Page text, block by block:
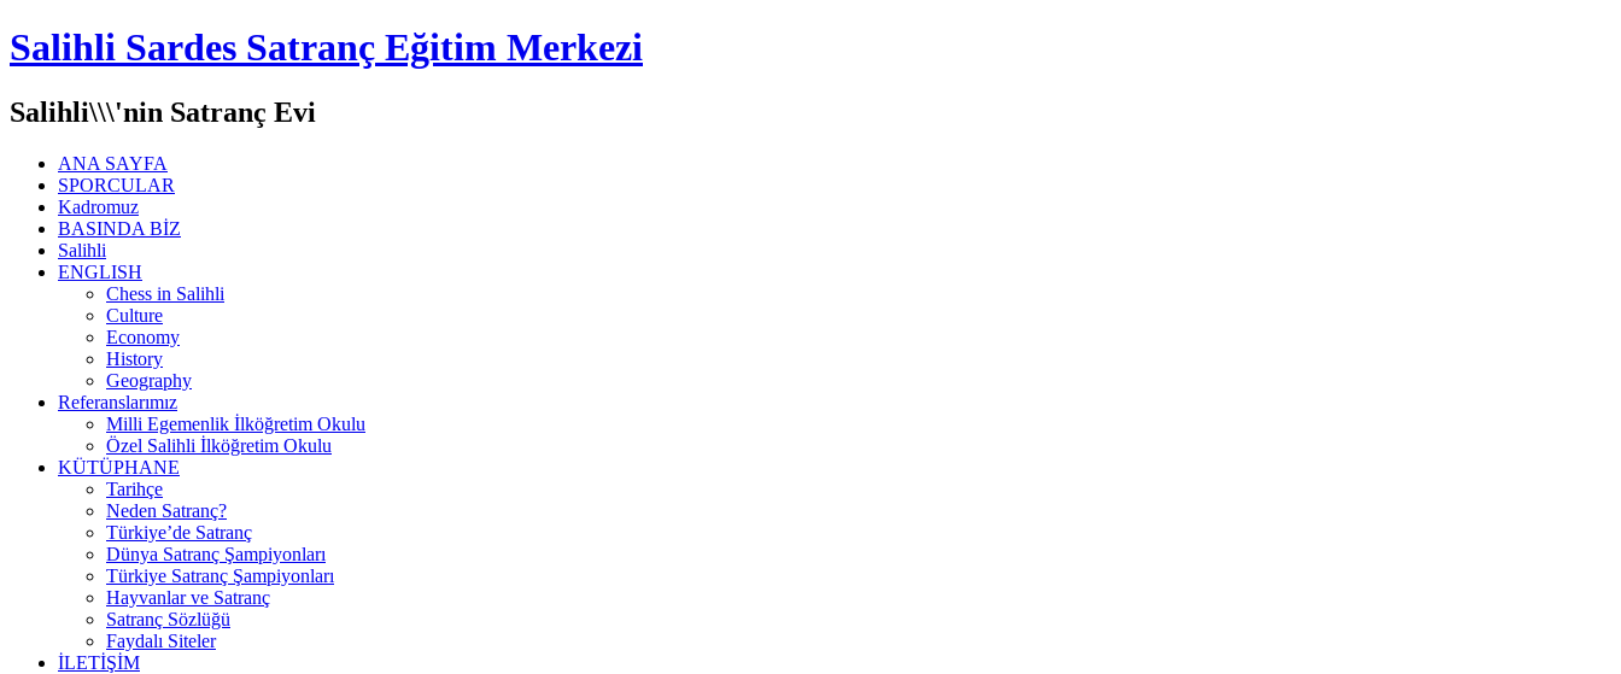
Salihli Sardes Satranç Eğitim Merkezi
Salihli\\\'nin Satranç Evi
ANA SAYFA
SPORCULAR
Kadromuz
BASINDA BİZ
Salihli
ENGLISH
Chess in Salihli
Culture
Economy
History
Geography
Referanslarımız
Milli Egemenlik İlköğretim Okulu
Özel Salihli İlköğretim Okulu
KÜTÜPHANE
Tarihçe
Neden Satranç?
Türkiye’de Satranç
Dünya Satranç Şampiyonları
Türkiye Satranç Şampiyonları
Hayvanlar ve Satranç
Satranç Sözlüğü
Faydalı Siteler
İLETİŞİM